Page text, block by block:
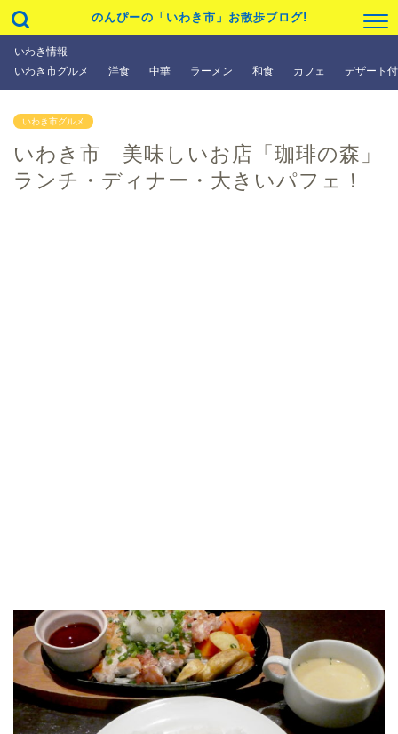
のんぴーの「いわき市」お散歩ブログ!
いわき情報
いわき市グルメ
洋食 中華 ラーメン 和食 カフェ デザート
いわき市グルメ
いわき市 美味しいお店「珈琲の森」
ランチ・ディナー・大きいパフェ！